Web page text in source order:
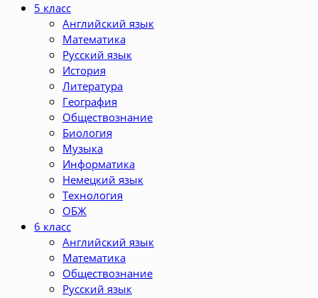
5 класс
Английский язык
Математика
Русский язык
История
Литература
География
Обществознание
Биология
Музыка
Информатика
Немецкий язык
Технология
ОБЖ
6 класс
Английский язык
Математика
Обществознание
Русский язык